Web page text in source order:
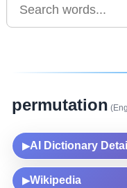
permutation
▶AI Dictionary
▶Wikipedia